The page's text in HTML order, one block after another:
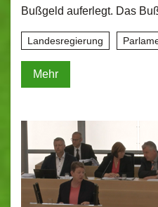
Bußgeld auferlegt. Das
Landesregierung
Mehr